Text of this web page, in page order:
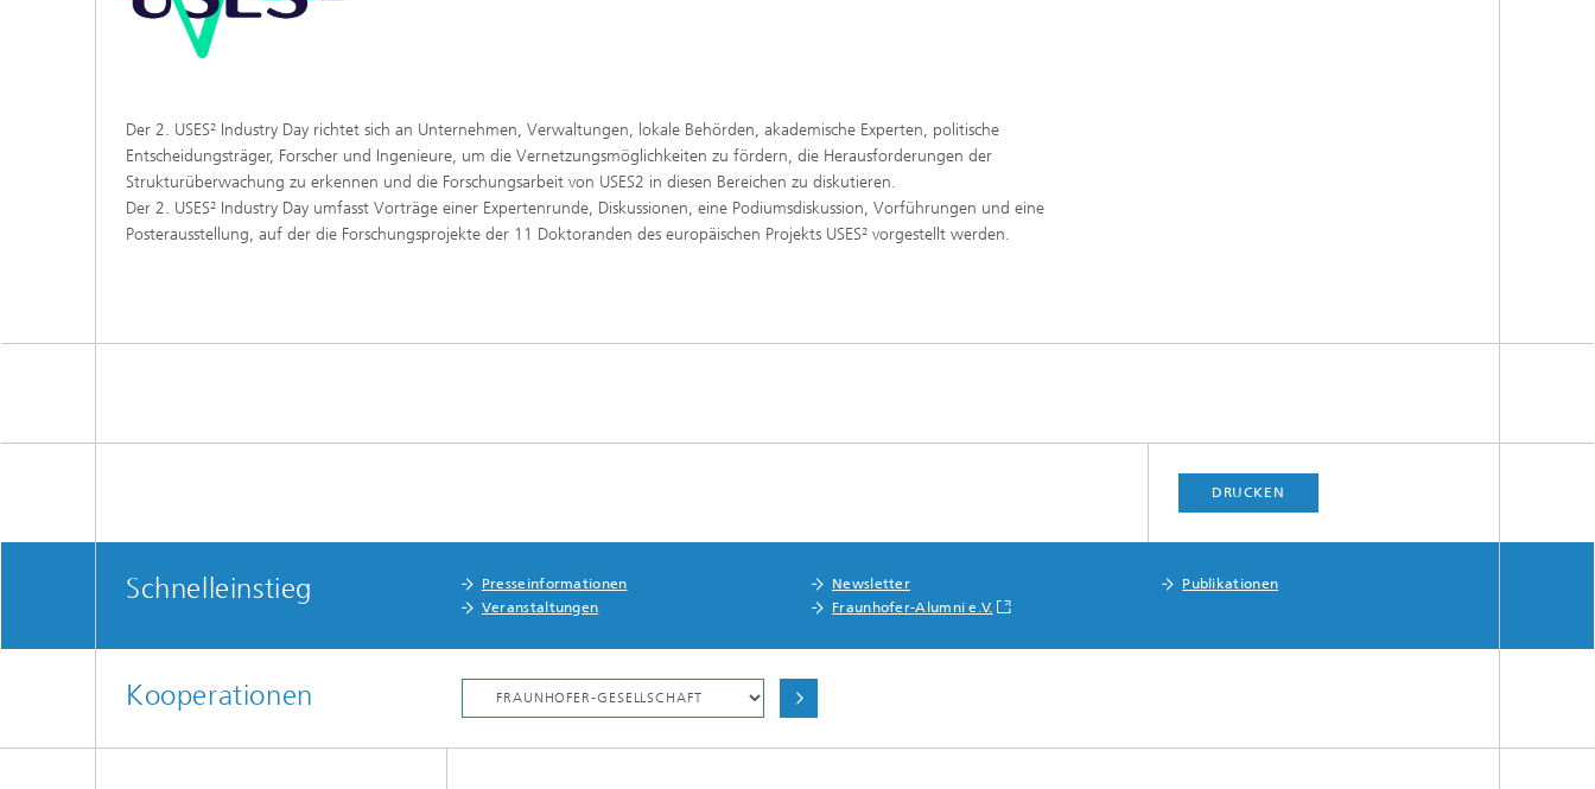
Der 2. USES² Industry Day richtet sich an Unternehmen, Verwaltungen, lokale Behörden, akademische Experten, politische
Entscheidungsträger, Forscher und Ingenieure, um die Vernetzungsmöglichkeiten zu fördern, die Herausforderungen der
Strukturüberwachung zu erkennen und die Forschungsarbeit von USES2 in diesen Bereichen zu diskutieren.
Der 2. USES² Industry Day umfasst Vorträge einer Expertenrunde, Diskussionen, eine Podiumsdiskussion, Vorführungen und eine
Posterausstellung, auf der die Forschungsprojekte der 11 Doktoranden des europäischen Projekts USES² vorgestellt werden.
DRUCKEN
Schnelleinstieg Presseinformationen Newsletter
Publikationen
Veranstaltungen
Fraunhofer-Alumni e.V.
Kooperationen